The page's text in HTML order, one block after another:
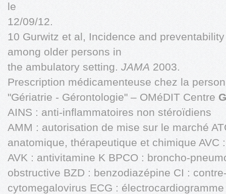
le
12/09/12.
10 Gurwitz et al, Incidence and
among older persons in
the ambulatory setting. JAMA 2003.
Prescription médicamenteuse chez la
"Gériatrie - Gérontologie" – OMéDIT Centre
AINS : anti-inflammatoires non stéroïdiens
AMM : autorisation de mise sur le marché
anatomique, thérapeutique et chimique
AVK : antivitamine K BPCO : broncho-
obstructive BZD : benzodiazépine CI :
cytomegalovirus ECG :